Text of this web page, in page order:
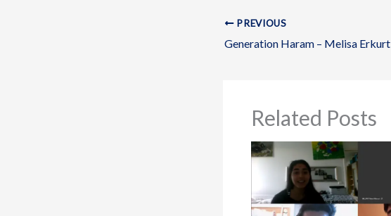
PREVIOUS
Generation Haram – Melisa Erkurt
Related Posts